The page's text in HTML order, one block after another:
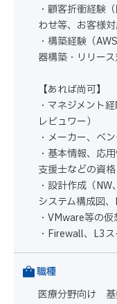
・顧客折衝経験
わせ等、お客様対
・構築経験（
器構築・リリース
【あれば尚可】
・マネジメント
レビュワー）
・メーカー、ベ
・基本情報、応
支援士などの資格
・設計作成（
システム構成図
・VMware等の
・Firewall、L3
職種
医療分野向け 基